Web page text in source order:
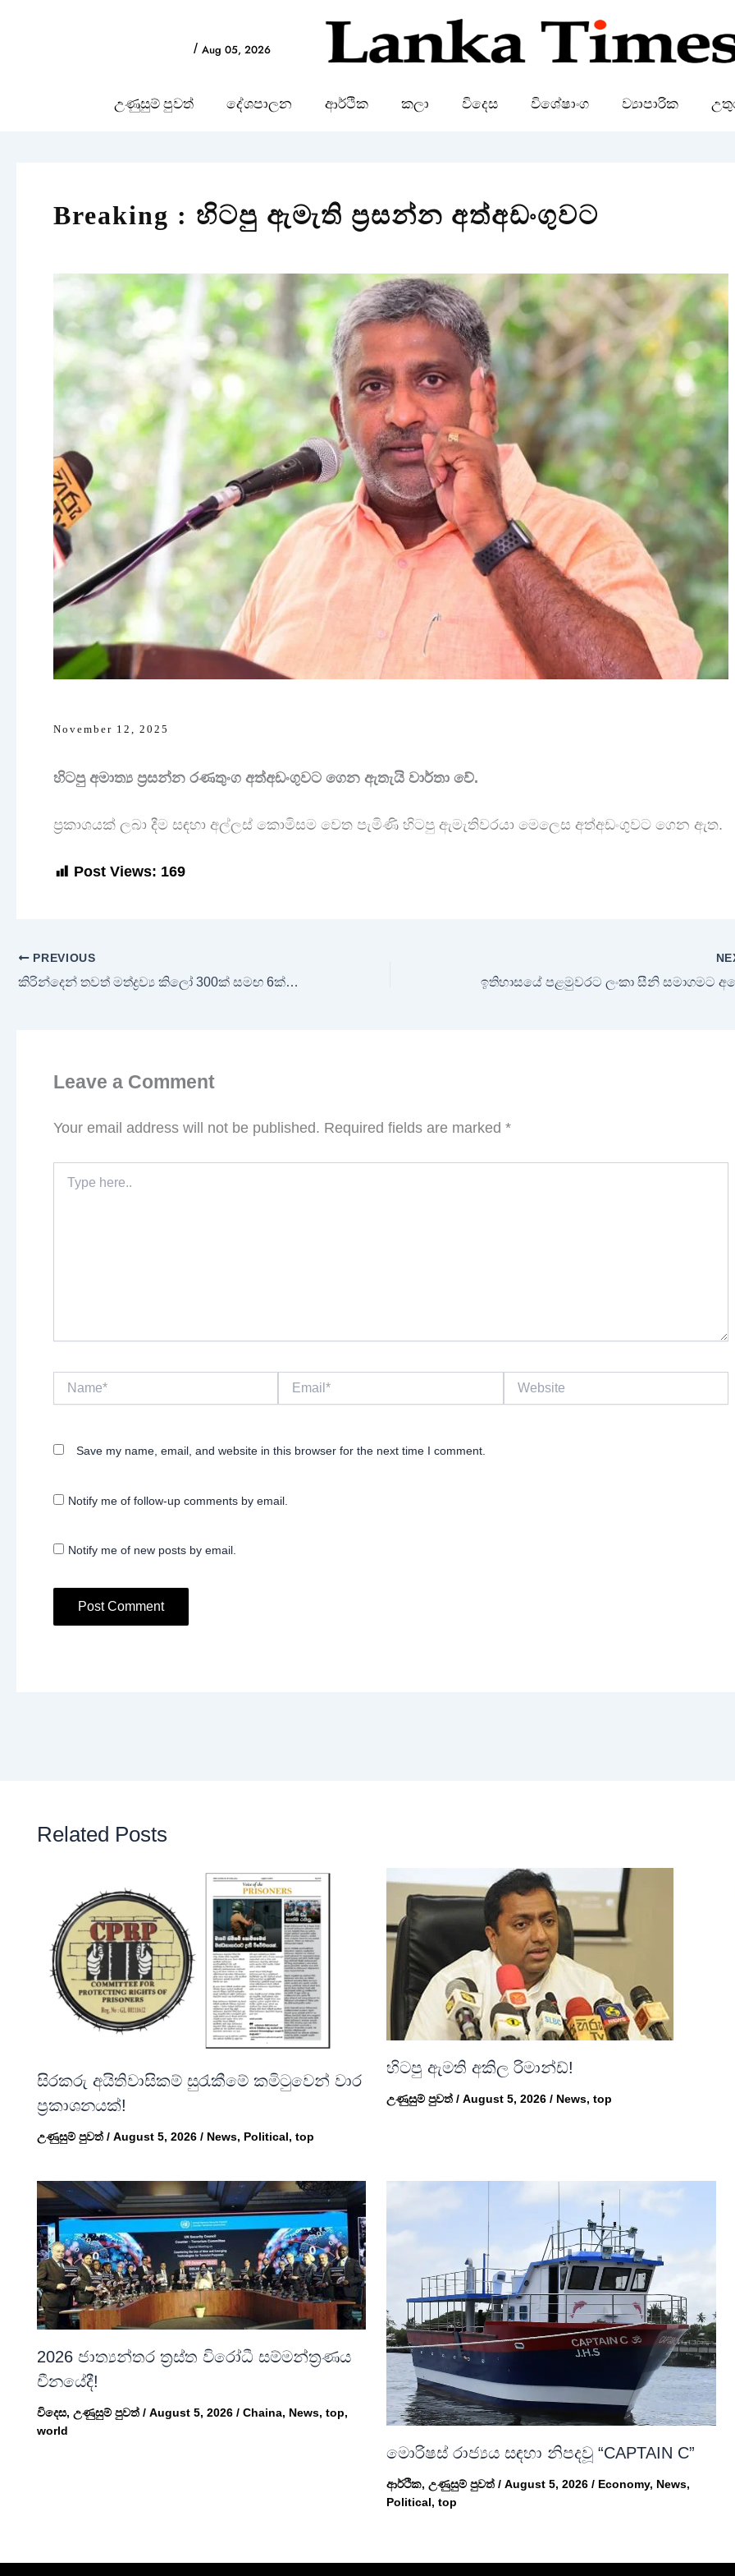
/ Aug 05, 2026
උණුසුම් පුවත් දේශපාලන ආර්ථික කලා විදෙස විශේෂාංග ව්‍යාපාරික
Breaking : හිටපු ඇමැති ප්‍රසන්න අත්අඩංගුවට
November 12, 2025
හිටපු අමාත්‍ය ප්‍රසන්න රණතුංග අත්අඩංගුවට ගෙන ඇතැයි වාර්තා වේ.
ප්‍රකාශයක් ලබා දීම සඳහා අල්ලස් කොමිසම වෙත පැමිණි හිටපු ඇමැතිවරයා මෙලෙස අත්අඩංගුවට ගෙන ඇත.
Post Views: 169
PREVIOUS
කිරින්දෙන් තවත් මත්ද්‍රව්‍ය කිලෝ 300ක් සමඟ 6ක් පොලිස් දැලේ!
Leave a Comment
Your email address will not be published. Required fields are marked *
here..
Save my name, email, and website in this browser for the next time I comment.
Notify me of follow-up comments by email.
Notify me of new posts by email.
Related Posts
සිරකරු අයිතිවාසිකම් සුරැකීමේ කමිටුවෙන් වාර
ප්‍රකාශනයක්!
උණුසුම් පුවත් / August 5, 2026 / News, Political, top
හිටපු ඇමති අකිල රිමාන්ඩ්!
උණුසුම් පුවත් /August 5, 2026/ News,top
2026 ජාත්‍යන්තර ත්‍රස්ත විරෝධී සම්මන්ත්‍රණය
චීනයේදී!
විදෙස, උණුසුම් පුවත් / August 5, 2026 / Chaina, News, top,
world
මොරිෂස් රාජ්‍යය සඳහා නිපදවූ “CAPTAIN C”
ආර්ථික,උණුසුම් පුවත් /August 5, 2026/ Economy, News,
Political,top